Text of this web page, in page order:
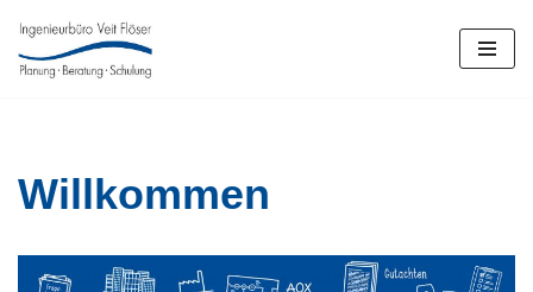
Zum
Willkommen